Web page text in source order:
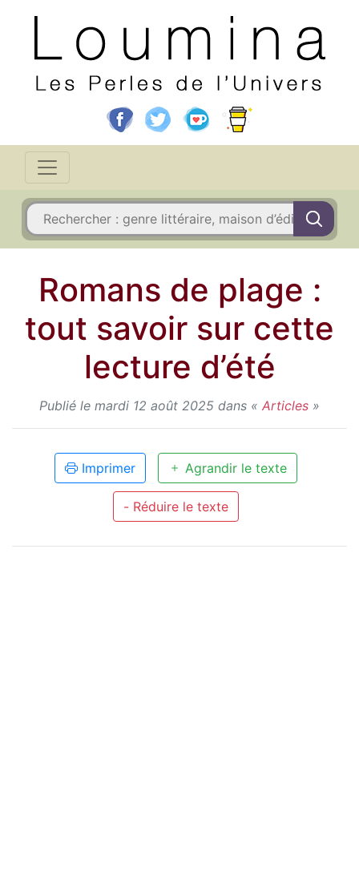
Romans de plage :
tout savoir sur cette
lecture d’été
Publié le mardi 12 août 2025 dans « Articles »
Imprimer Agrandir le texte
- Réduire le texte